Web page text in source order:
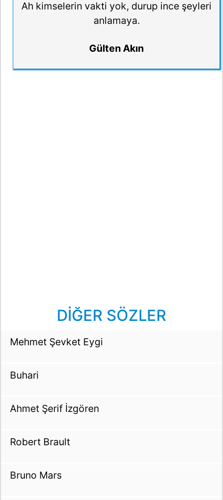
Ah kimselerin vakti yok, durup ince şeyleri
anlamaya.
Gülten Akın
DİĞER SÖZLER
Mehmet Şevket Eygi
Buhari
Ahmet Şerif İzgören
Robert Brault
Bruno Mars